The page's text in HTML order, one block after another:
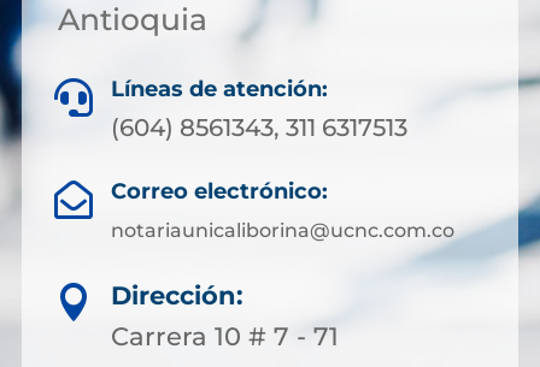
Antioquia
 Líneas de atención:
(604) 8561343, 311 6317513
 Correo electrónico:
notariaunicaliborina@ucnc.com.co

Dirección:
Carrera 10 # 7 - 71